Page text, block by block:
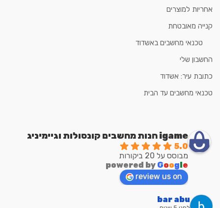
אחריות למוצרים
קנייה מאובטחת
טכנאי מחשבים באשדוד
החשבון שלי
כתובת עיר: אשדוד
טכנאי מחשבים עד הבית
igame חנות מחשבים קונסולות וגיימיניג
5.0
מבוסס על 20 ביקורות
powered by Google
review us on
bar abu